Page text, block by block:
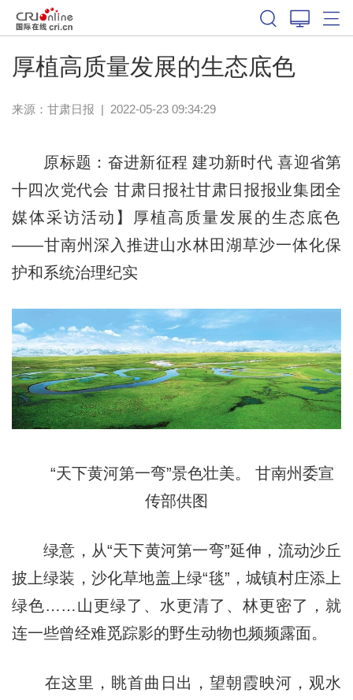
厚植高质量发展的生态底色
来源： 甘肃日报 | 2022-05-23 09:34:29
原标题：奋进新征程 建功新时代 喜迎省第
十四次党代会 甘肃日报社甘肃日报报业集团全
媒体采访活动】厚植高质量发展的生态底色​
——甘南州深入推进山水林田湖草沙一体化保
护和系统治理纪实
“天下黄河第一弯”景色壮美。 甘南州委宣
传部供图
绿意，从“天下黄河第一弯”延伸，流动沙丘
披上绿装，沙化草地盖上绿“毯”，城镇村庄添上
绿色……山更绿了、水更清了、林更密了，就
连一些曾经难觅踪影的野生动物也频频露面。
在这里，眺首曲日出，望朝霞映河，观水